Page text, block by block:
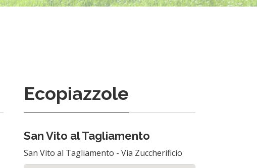
Ecopiazzole
San Vito al Tagliamento
San Vito al Tagliamento - Via Zuccherificio